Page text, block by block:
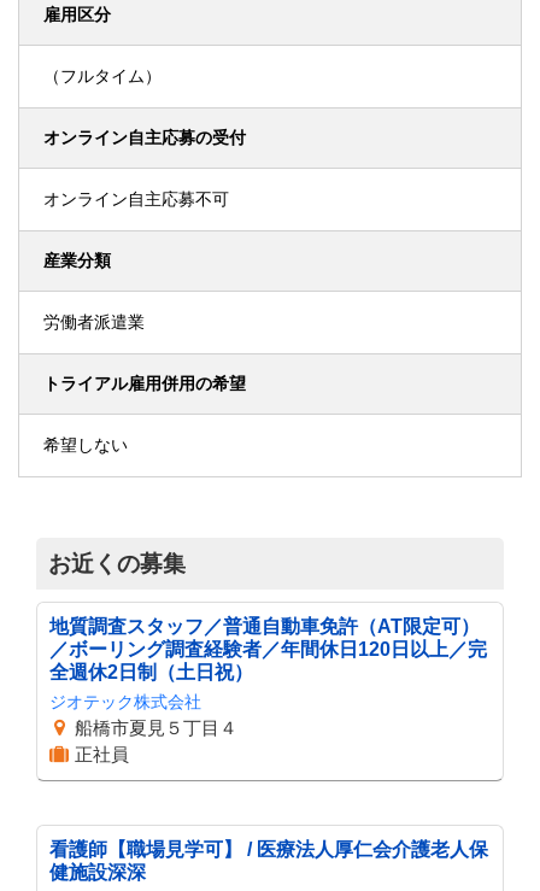
雇用区分
（フルタイム）
オンライン自主応募の受付
オンライン自主応募不可
産業分類
労働者派遣業
トライアル雇用併用の希望
希望しない
お近くの募集
地質調査スタッフ／普通自動車免許（AT限定可）
／ボーリング調査経験者／年間休日120日以上／完
全週休2日制（土日祝）
ジオテック株式会社
船橋市夏見５丁目４
正社員
看護師【職場見学可】 / 医療法人厚仁会介護老人保
健施設深深